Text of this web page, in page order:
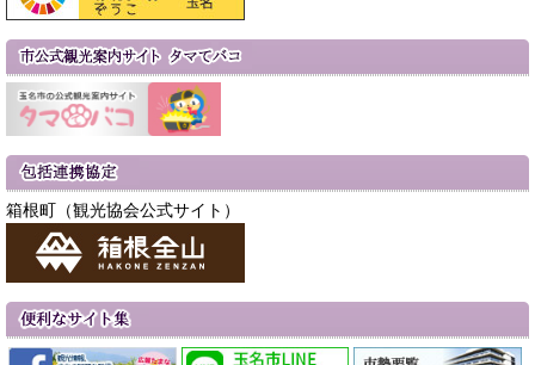
箱根町（観光協会公式サイト）